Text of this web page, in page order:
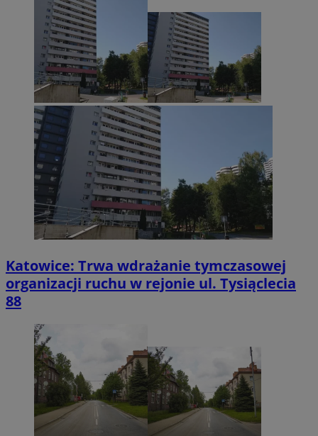
Katowice: Trwa wdrażanie tymczasowej
organizacji ruchu w rejonie ul. Tysiąclecia
88